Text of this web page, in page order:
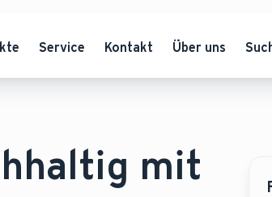
Service Kontakt Über uns
mit